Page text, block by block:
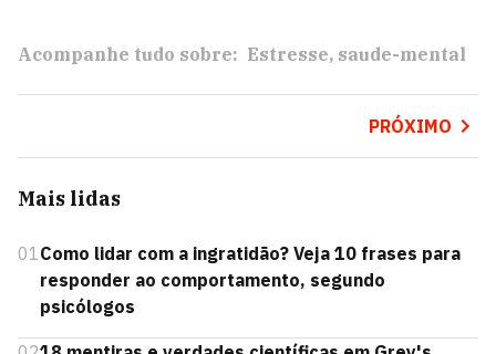
Acompanhe tudo sobre: Estresse saude-mental
PRÓXIMO
Mais lidas
01Como lidar com a ingratidão? Veja 10 frases para
responder ao comportamento, segundo
psicólogos